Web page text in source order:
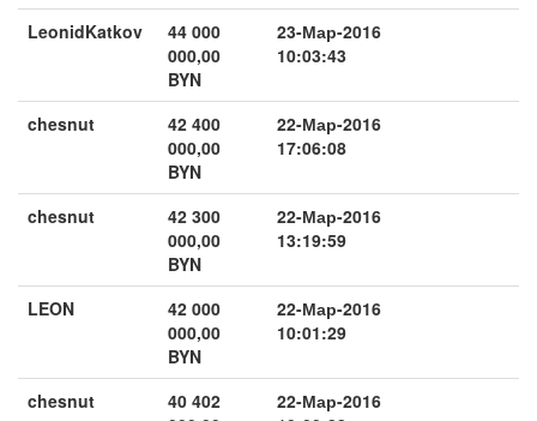
LeonidKatkov
44 000
000,00
BYN
23-Мар-2016
10:03:43
chesnut
42 400
000,00
BYN
22-Мар-2016
17:06:08
chesnut
42 300
000,00
BYN
22-Мар-2016
13:19:59
LEON
42 000
000,00
BYN
22-Мар-2016
10:01:29
chesnut
40 402
22-Мар-2016